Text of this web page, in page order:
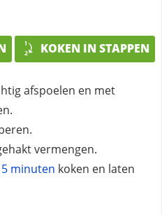
KOKEN IN STAPPEN
afspoelen en met
vermengen.
5 minuten koken en laten